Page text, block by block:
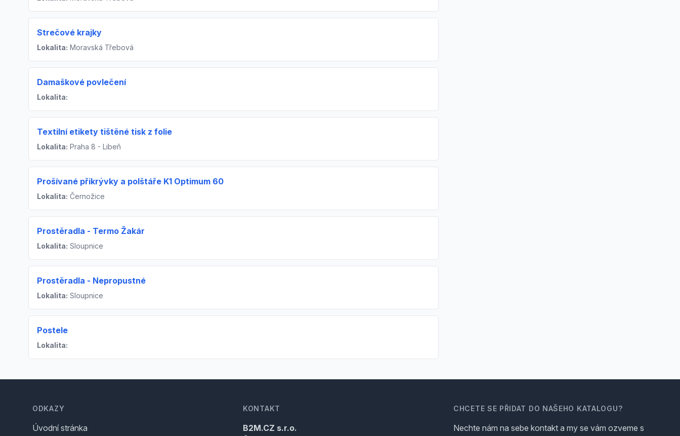
Strečové krajky
Lokalita: Moravská Třebová
Damaškové povlečení
Lokalita:
Textilní etikety tištěné tisk z folie
Lokalita: Praha 8 - Libeň
Prošívané přikrývky a polštáře K1 Optimum 60
Lokalita: Černožice
Prostěradla - Termo Žakár
Lokalita: Sloupnice
Prostěradla - Nepropustné
Lokalita: Sloupnice
Postele
Lokalita:
ODKAZY
Úvodní stránka
KONTAKT
B2M.CZ s.r.o.
CHCETE SE PŘIDAT DO NAŠEHO KATALOGU?
Nechte nám na sebe kontakt a my se vám ozveme s